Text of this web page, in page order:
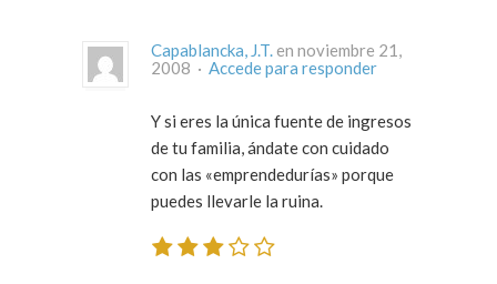
Capablancka, J.T. en noviembre 21,
2008 · Accede para responder
Y si eres la única fuente de ingresos
de tu familia, ándate con cuidado
con las «emprendedurías» porque
puedes llevarle la ruina.